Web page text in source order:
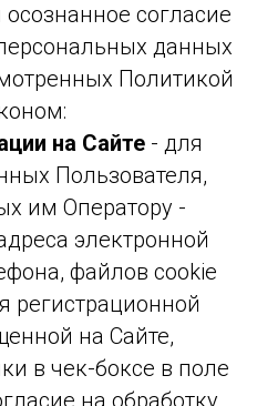
согласие
данных
Политикой
на Сайте - для
Пользователя,
им Оператору -
электронной
файлов cookie
регистрационной
на Сайте,
в чек-боксе в поле
на обработку